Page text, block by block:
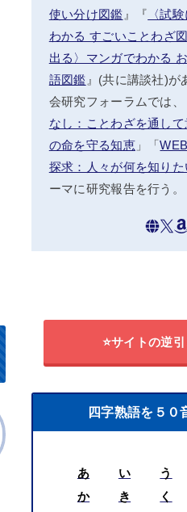
使い分け図鑑 』『 〈試
わかる すごいことわざ
出る〉マンガでわかる
語図鑑 』(共に講談社)が
会研究フォーラムでは、
なし：ことわざを通し
の命を守る知恵」「
探求：人々が何を知り
ーマに研究報告を行う。
⭐サイトの逆
四字熟語を５０
あ い う
か
き く